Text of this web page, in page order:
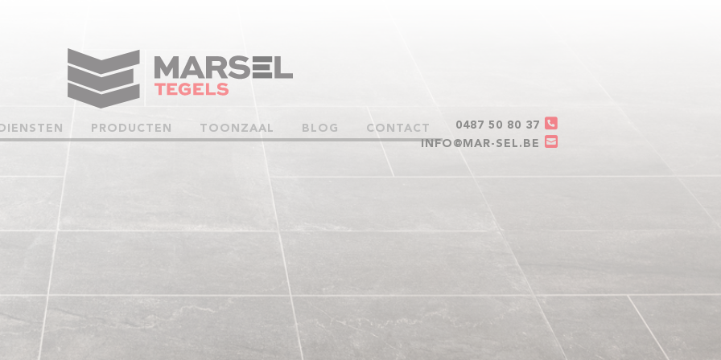
PRODUCTEN TOONZAAL BLOG CONTACT
0487 50 80 37
INFO@MAR-SEL.BE